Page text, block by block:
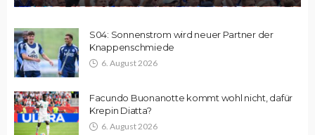
S04: Sonnenstrom wird neuer Partner der
Knappenschmiede
6. August 2026
Facundo Buonanotte kommt wohl nicht, dafür
Krepin Diatta?
6. August 2026